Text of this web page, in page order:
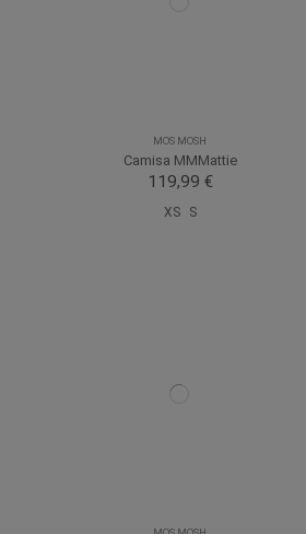
MOS MOSH
Camisa MMMattie
119,99 €
XS S